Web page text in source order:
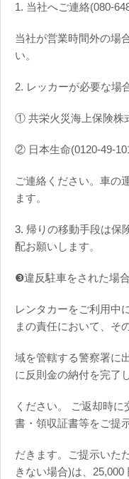
1. 当社へご連絡(080-
当社が営業時間外の場
い。
2. レッカーが必要な場
① 共栄火災海上保険株
② 日本生命(0120-49-
ご連絡ください。車の
ます。
3. 帰りの移動手段は保
配お願いします。
❸違反駐車をされた場合
レンタカーをご利用中
まの責任において、そ
域を管轄する警察署に
に反則金の納付を完了
ください。 ご返却時
書・領収証書等をご提
だきます。ご提示いた
きない場合)は、25,000